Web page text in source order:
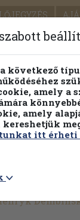
ÁRAINK
Részletes
következő
amely a
amely
itt érheti